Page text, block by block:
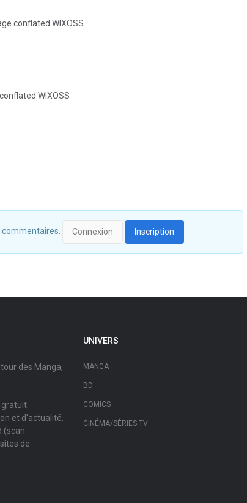
conflated WIXOSS
WIXOSS
commentaires. Connexion Inscription
des Manga,
et d'actualité.
(scan
de
UNIVERS
MANGA
BD
COMICS
CINÉMA/SÉRIES TV